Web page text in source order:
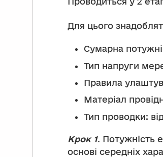
Для цього
Сумарна
Тип напруги
Правила
Матеріал
Тип проводки:
Крок 1. Потужність
основі середніх